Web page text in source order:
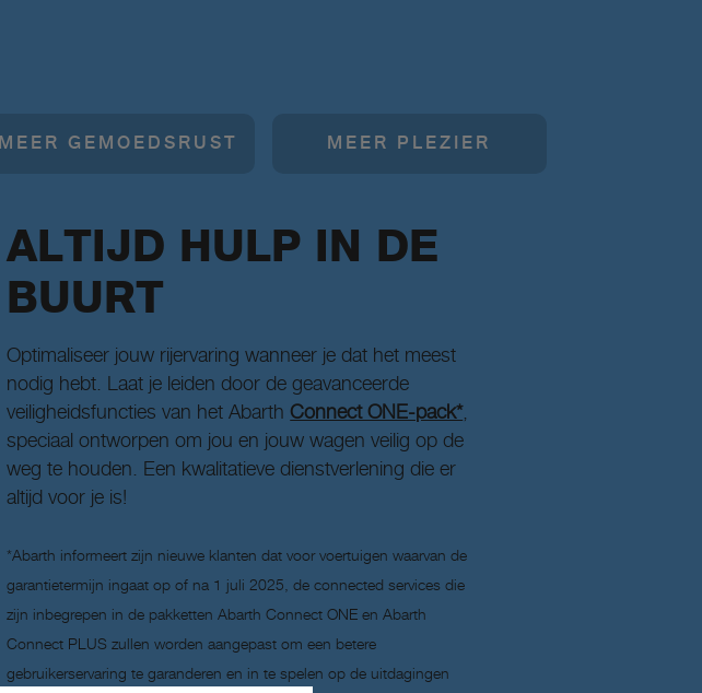
MEER GEMOEDSRUST MEER PLEZIER
ALTIJD HULP IN DE
BUURT
Optimaliseer jouw rijervaring wanneer je dat het meest
nodig hebt. Laat je leiden door de geavanceerde
veiligheidsfuncties van het AbarthConnect ONE-pack*,
speciaal ontworpen om jou en jouw wagen veilig op de
weg te houden. Een kwalitatieve dienstverlening die er
altijd voor je is!
*Abarth informeert zijn nieuwe klanten dat voor voertuigen waarvan de
garantietermijn ingaat op of na 1 juli 2025, de connected services die
zijn inbegrepen in de pakketten Abarth Connect ONE en Abarth
Connect PLUS zullen worden aangepast om een betere
gebruikerservaring te garanderen en in te spelen op de uitdagingen